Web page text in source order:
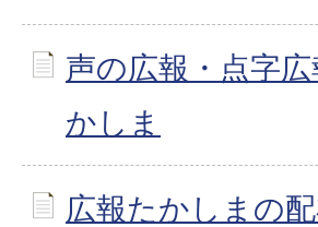
声の広報・点字広
かしま
広報たかしまの